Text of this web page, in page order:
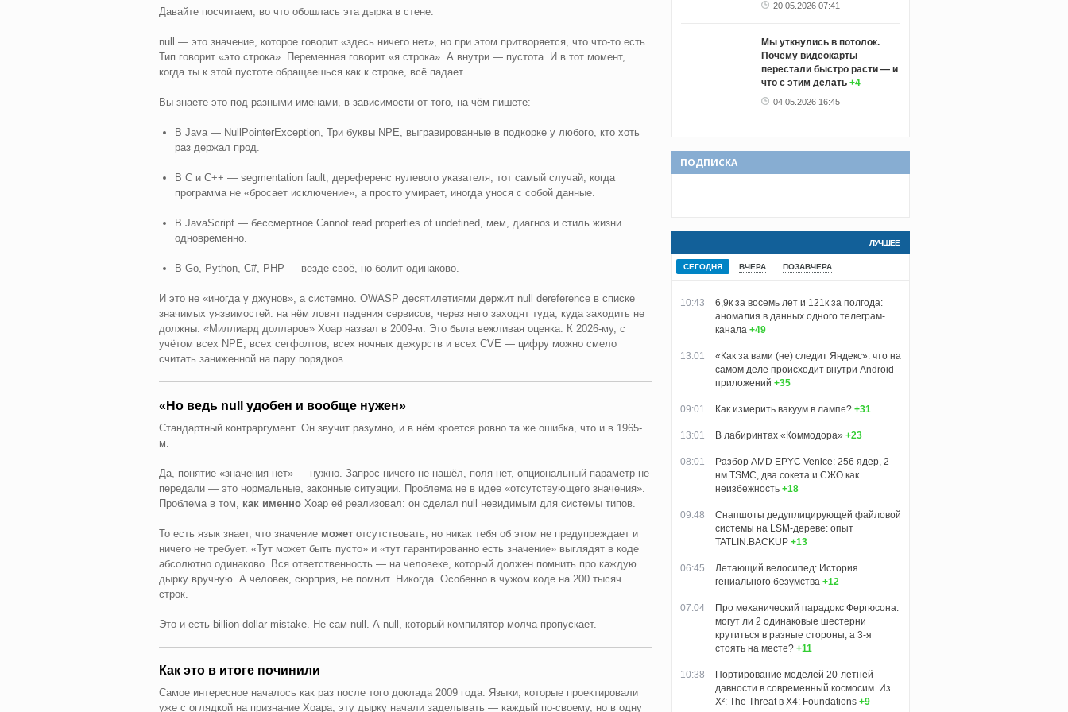
Давайте посчитаем, во что обошлась эта дырка в стене.
null — это значение, которое говорит «здесь ничего нет», но при этом притворяется, что что-то есть.
Тип говорит «это строка». Переменная говорит «я строка». А внутри — пустота. И в тот момент,
когда ты к этой пустоте обращаешься как к строке, всё падает.
Вы знаете это под разными именами, в зависимости от того, на чём пишете:
В Java — NullPointerException, Три буквы NPE, выгравированные в подкорке у любого, кто хоть
раз держал прод.
В C и C++ — segmentation fault, дереференс нулевого указателя, тот самый случай, когда
программа не «бросает исключение», а просто умирает, иногда унося с собой данные.
В JavaScript — бессмертное Cannot read properties of undefined, мем, диагноз и стиль жизни
одновременно.
В Go, Python, C#, PHP — везде своё, но болит одинаково.
И это не «иногда у джунов», а системно. OWASP десятилетиями держит null dereference в списке
значимых уязвимостей: на нём ловят падения сервисов, через него заходят туда, куда заходить не
должны. «Миллиард долларов» Хоар назвал в 2009-м. Это была вежливая оценка. К 2026-му, с
учётом всех NPE, всех сегфолтов, всех ночных дежурств и всех CVE — цифру можно смело
считать заниженной на пару порядков.
«Но ведь null удобен и вообще нужен»
Стандартный контраргумент. Он звучит разумно, и в нём кроется ровно та же ошибка, что и в 1965-
м.
Да, понятие «значения нет» — нужно. Запрос ничего не нашёл, поля нет, опциональный параметр не
передали — это нормальные, законные ситуации. Проблема не в идее «отсутствующего значения».
Проблема в том, как именноХоар её реализовал: он сделал null невидимым для системы типов.
То есть язык знает, что значение можетотсутствовать, но никак тебя об этом не предупреждает и
ничего не требует. «Тут может быть пусто» и «тут гарантированно есть значение» выглядят в коде
абсолютно одинаково. Вся ответственность — на человеке, который должен помнить про каждую
дырку вручную. А человек, сюрприз, не помнит. Никогда. Особенно в чужом коде на 200 тысяч
строк.
Это и есть billion-dollar mistake. Не сам null. А null, который компилятор молча пропускает.
Как это в итоге починили
Самое интересное началось как раз после того доклада 2009 года. Языки, которые проектировали
уже с оглядкой на признание Хоара, эту дырку начали заделывать — каждый по-своему, но в одну
20.05.2026 07:41
Мы уткнулись в потолок.
Почему видеокарты
перестали быстро расти — и
что с этим делать +4
04.05.2026 16:45
ПОДПИСКА
ЛУЧШЕЕ
СЕГОДНЯ ВЧЕРА ПОЗАВЧЕРА
10:43
6,9к за восемь лет и 121к за полгода:
аномалия в данных одного телеграм-
канала +49
13:01
«Как за вами (не) следит Яндекс»: что на
самом деле происходит внутри Android-
приложений +35
09:01 Как измерить вакуум в лампе? +31
13:01 В лабиринтах «Коммодора» +23
08:01
Разбор AMD EPYC Venice: 256 ядер, 2-
нм TSMC, два сокета и СЖО как
неизбежность +18
09:48
Снапшоты дедуплицирующей файловой
системы на LSM-дереве: опыт
TATLIN.BACKUP +13
06:45
Летающий велосипед: История
гениального безумства +12
07:04
Про механический парадокс Фергюсона:
могут ли 2 одинаковые шестерни
крутиться в разные стороны, а 3-я
стоять на месте? +11
10:38
Портирование моделей 20-летней
давности в современный космосим. Из
X²: The Threat в X4: Foundations +9